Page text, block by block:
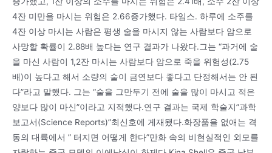
4잔 미만을 마시는 위험은 2.66증가했다. 타임스. 하루에 소주를
4잔 이상 마시는 사람은 평생 술을 마시지 않는 사람보다 암으로
사망할 확률이 2.88배 높다는 연구 결과가 나왔다.그는 “과거에 술
을 마신 사람이 1,2잔 마시는 사람보다 암으로 죽을 위험성(2.75
배)이 높다고 해서 소량의 술이 금연보다 좋다고 단정해서는 안 된
다”라고 말했다. 그는 “술을 그만두기 전에 술을 많이 마시고 적은
양보다 많이 마신”이라고 지적했다.연구 결과는 국제 학술지”과학
보고서(Science Reports)”최신호에 게재됐다.화장품을 없애는 격
동의 대륙에서 ” 터지면 어떻게 한다”만화 속의 비현실적인 외모를